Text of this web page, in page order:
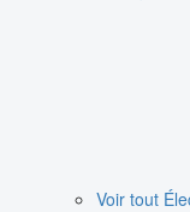
Voir tout